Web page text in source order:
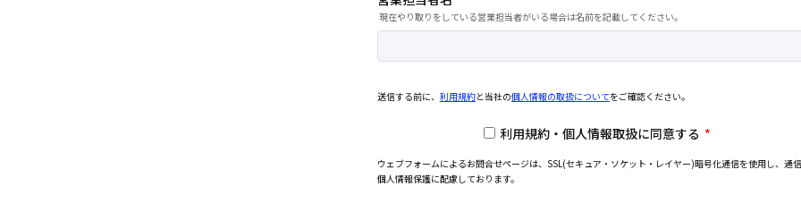
現在やり取りをしている営業担当者がいる場合は名前を記載してください。
送信する前に、 利用規約と当社の個人情報の取扱についてをご確認ください。
利用規約・個人情報取扱に同意する *
ウェブフォームによるお問合せページは、SSL(セキュア・ソケット・レイヤー)暗号化通信を使用し、通
個人情報保護に配慮しております。